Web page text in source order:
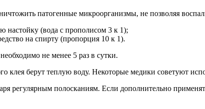
патогенные микроорганизмы, не позволяя
настойку (вода с прополисом 3 к 1);
на спирту (пропорция 10 к 1).
не менее 5 раз в сутки.
клея берут теплую воду. Некоторые медики советуют
регулярным полосканиям. Если дополнительно